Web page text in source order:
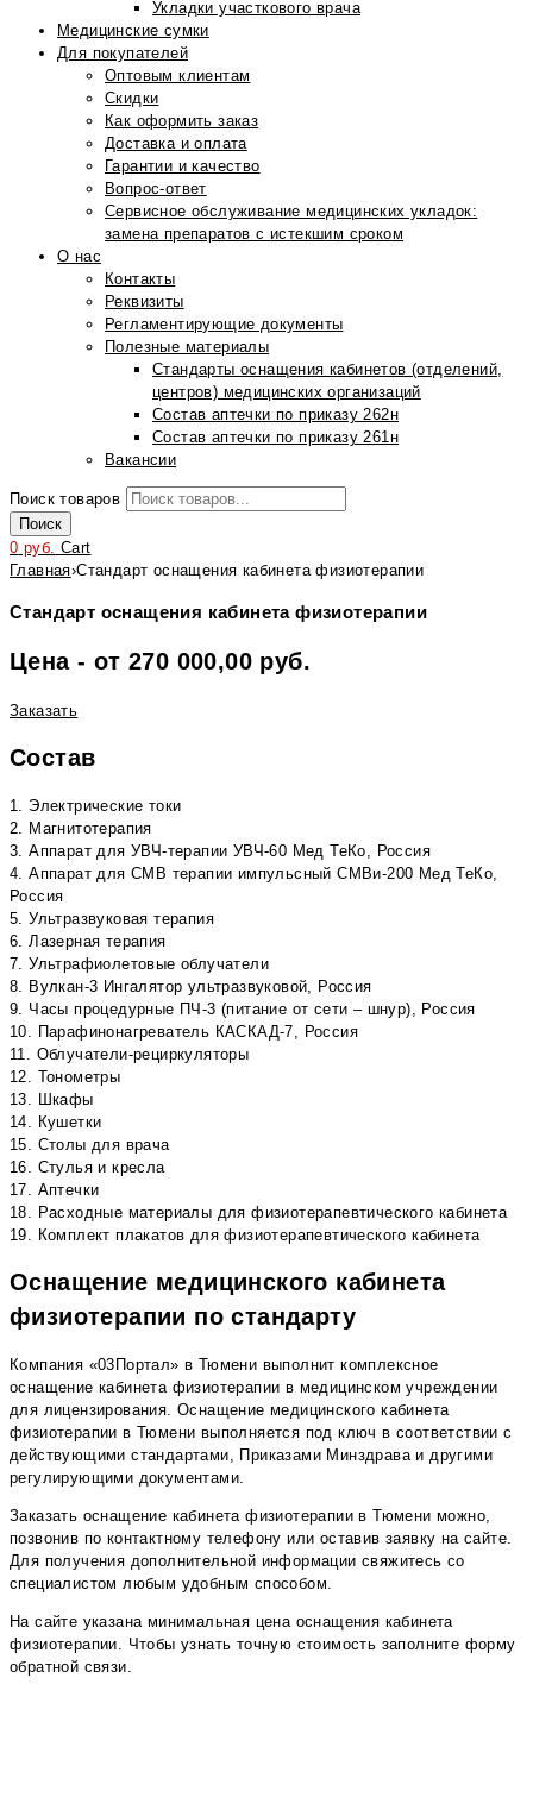
Укладки участкового врача
Медицинские сумки
Для покупателей
Оптовым клиентам
Скидки
Как оформить заказ
Доставка и оплата
Гарантии и качество
Вопрос-ответ
Сервисное обслуживание медицинских укладок:
замена препаратов с истекшим сроком
О нас
Контакты
Реквизиты
Регламентирующие документы
Полезные материалы
Стандарты оснащения кабинетов (отделений,
центров) медицинских организаций
Состав аптечки по приказу 262н
Состав аптечки по приказу 261н
Вакансии
Поиск товаров
Поиск
0 руб. Cart
Главная›Стандарт оснащения кабинета физиотерапии
Стандарт оснащения кабинета физиотерапии
Цена - от 270 000,00 руб.
Заказать
Состав
1. Электрические токи
2. Магнитотерапия
3. Аппарат для УВЧ-терапии УВЧ-60 Мед ТеКо, Россия
4. Аппарат для СМВ терапии импульсный СМВи-200 Мед ТеКо,
Россия
5. Ультразвуковая терапия
6. Лазерная терапия
7. Ультрафиолетовые облучатели
8. Вулкан-3 Ингалятор ультразвуковой, Россия
9. Часы процедурные ПЧ-3 (питание от сети – шнур), Россия
10. Парафинонагреватель КАСКАД-7, Россия
11. Облучатели-рециркуляторы
12. Тонометры
13. Шкафы
14. Кушетки
15. Столы для врача
16. Стулья и кресла
17. Аптечки
18. Расходные материалы для физиотерапевтического кабинета
19. Комплект плакатов для физиотерапевтического кабинета
Оснащение медицинского кабинета
физиотерапии по стандарту
Компания «03Портал» в Тюмени выполнит комплексное
оснащение кабинета физиотерапии в медицинском учреждении
для лицензирования. Оснащение медицинского кабинета
физиотерапии в Тюмени выполняется под ключ в соответствии с
действующими стандартами, Приказами Минздрава и другими
регулирующими документами.
Заказать оснащение кабинета физиотерапии в Тюмени можно,
позвонив по контактному телефону или оставив заявку на сайте.
Для получения дополнительной информации свяжитесь со
специалистом любым удобным способом.
На сайте указана минимальная цена оснащения кабинета
физиотерапии. Чтобы узнать точную стоимость заполните форму
обратной связи.